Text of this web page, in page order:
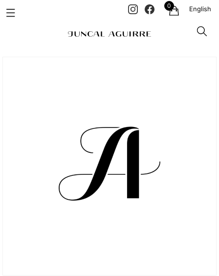
0 English